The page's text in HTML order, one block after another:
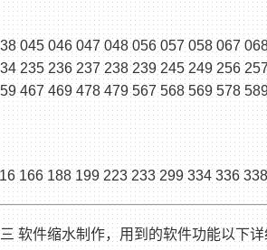
045 046 047 048 056 057 058 067
235 236 237 238 239 245 249 256
467 469 478 479 567 568 569 578
166 188 199 223 233 299 334 336
软件缩水制作，用到的软件功能以下